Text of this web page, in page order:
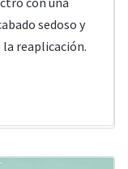
sedoso y
reaplicación.